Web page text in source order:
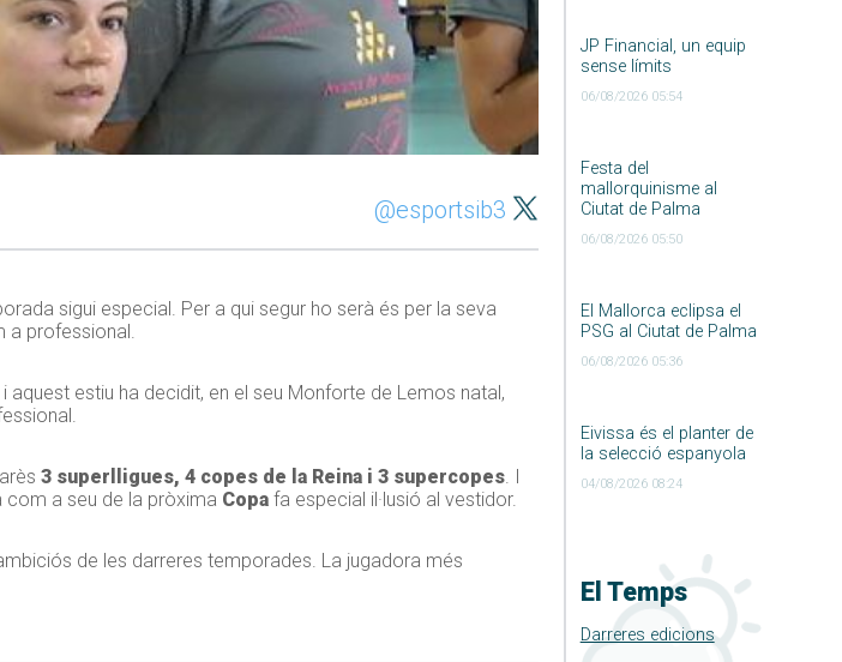
JP Financial, un equip
sense límits
06/08/2026 05:54
Festa del
mallorquinisme al
Ciutat de Palma
06/08/2026 05:50
El Mallorca eclipsa el
PSG al Ciutat de Palma
06/08/2026 05:36
Eivissa és el planter de
la selecció espanyola
04/08/2026 08:24
El Temps
Darreres edicions
@esportsib3
sigui especial. Per a qui segur ho serà és per la seva
a professional.
estiu ha decidit, en el seu Monforte de Lemos natal,
3 superlligues, 4 copes de la Reina i 3 supercopes. I
com a seu de la pròxima Copa fa especial il·lusió al vestidor.
de les darreres temporades. La jugadora més